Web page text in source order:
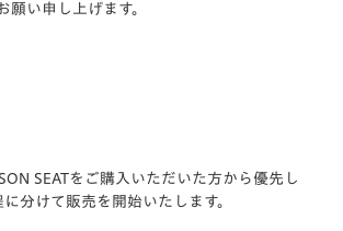
願い申し上げます。
SEATをご購入いただいた方から優先し
分けて販売を開始いたします。